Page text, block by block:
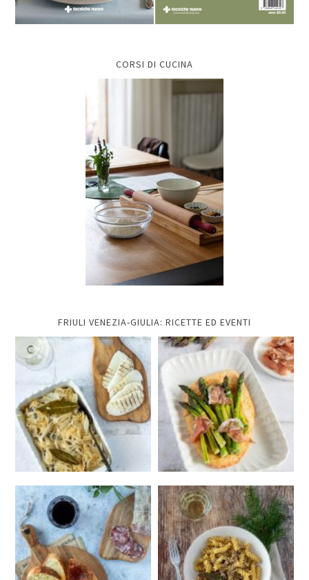
CORSI DI CUCINA
FRIULI VENEZIA-GIULIA: RICETTE ED EVENTI